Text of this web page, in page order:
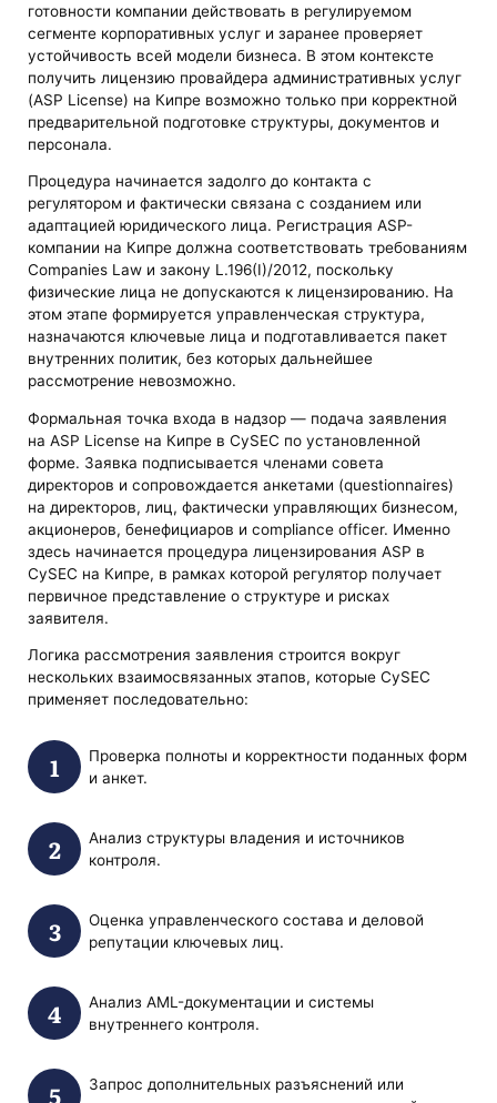
готовности компании действовать в регулируемом
сегменте корпоративных услуг и заранее проверяет
устойчивость всей модели бизнеса. В этом контексте
получить лицензию провайдера административных услуг
(ASP License) на Кипре возможно только при корректной
предварительной подготовке структуры, документов и
персонала.
Процедура начинается задолго до контакта с
регулятором и фактически связана с созданием или
адаптацией юридического лица. Регистрация ASP-
компании на Кипре должна соответствовать требованиям
Companies Law и закону L.196(I)/2012, поскольку
физические лица не допускаются к лицензированию. На
этом этапе формируется управленческая структура,
назначаются ключевые лица и подготавливается пакет
внутренних политик, без которых дальнейшее
рассмотрение невозможно.
Формальная точка входа в надзор — подача заявления
на ASP License на Кипре в CySEC по установленной
форме. Заявка подписывается членами совета
директоров и сопровождается анкетами (questionnaires)
на директоров, лиц, фактически управляющих бизнесом,
акционеров, бенефициаров и compliance officer. Именно
здесь начинается процедура лицензирования ASP в
CySEC на Кипре, в рамках которой регулятор получает
первичное представление о структуре и рисках
заявителя.
Логика рассмотрения заявления строится вокруг
нескольких взаимосвязанных этапов, которые CySEC
применяет последовательно:
Проверка полноты и корректности поданных форм
и анкет.
Анализ структуры владения и источников
контроля.
Оценка управленческого состава и деловой
репутации ключевых лиц.
Анализ AML-документации и системы
внутреннего контроля.
Запрос дополнительных разъяснений или